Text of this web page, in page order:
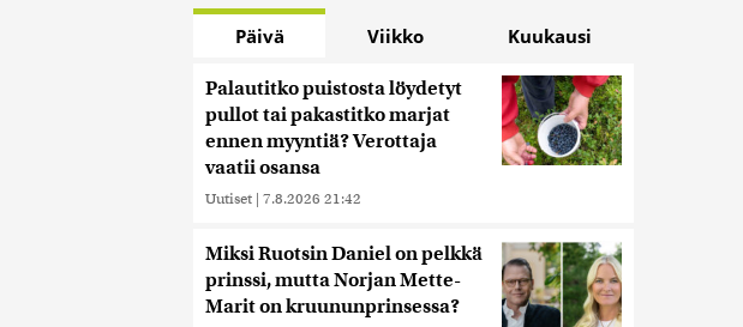
Päivä Viikko Kuukausi
Palautitko puistosta löydetyt
pullot tai pakastitko marjat
ennen myyntiä? Verottaja
vaatii osansa
Uutiset | 7.8.2026 21:42
Miksi Ruotsin Daniel on pelkkä
prinssi, mutta Norjan Mette-
Marit on kruununprinsessa?